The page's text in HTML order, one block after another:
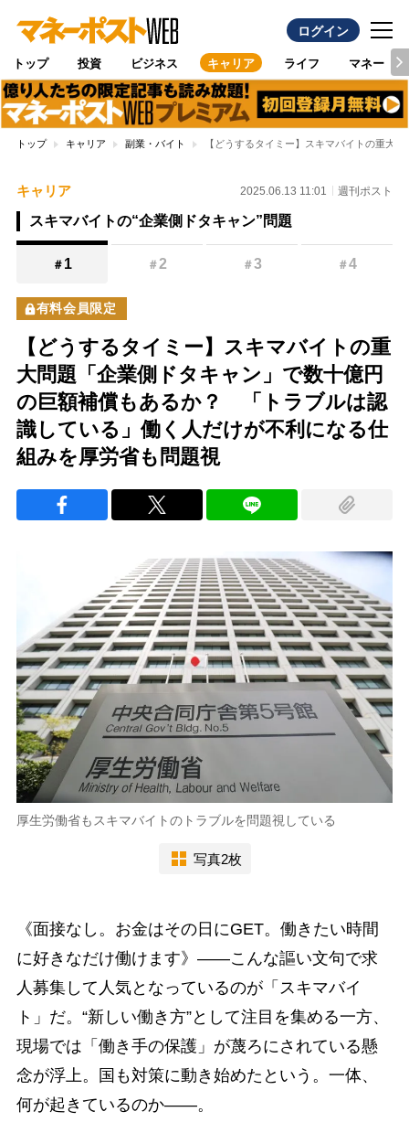
ログイン
トップ 投資 ビジネス キャリア ライフ マネー
トップ キャリア 副業・バイト 【どうするタイミー】スキマバイトの重大
キャリア 2025.06.13 11:01 週刊ポスト
スキマバイトの“企業側ドタキャン”問題
＃ 1 ＃2 ＃3 ＃4
有料会員限定
【どうするタイミー】スキマバイトの重
大問題「企業側ドタキャン」で数十億円
の巨額補償もあるか？ 「トラブルは認
識している」働く人だけが不利になる仕
組みを厚労省も問題視
厚生労働省もスキマバイトのトラブルを問題視している
写真2枚
《面接なし。お金はその日にGET。働きたい時間
に好きなだけ働けます》――こんな謳い文句で求
人募集して人気となっているのが「スキマバイ
ト」だ。“新しい働き方”として注目を集める一方、
現場では「働き手の保護」が蔑ろにされている懸
念が浮上。国も対策に動き始めたという。一体、
何が起きているのか――。